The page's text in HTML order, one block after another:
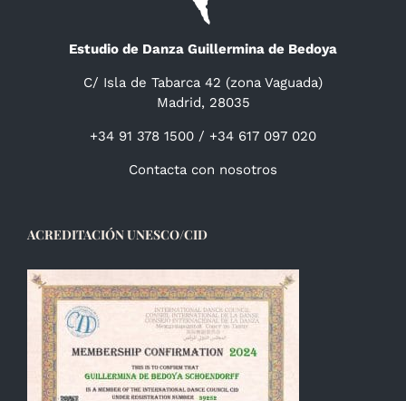
Estudio de Danza Guillermina de Bedoya
C/ Isla de Tabarca 42 (zona Vaguada)
Madrid, 28035
+34 91 378 1500 / +34 617 097 020
Contacta con nosotros
ACREDITACIÓN UNESCO/CID